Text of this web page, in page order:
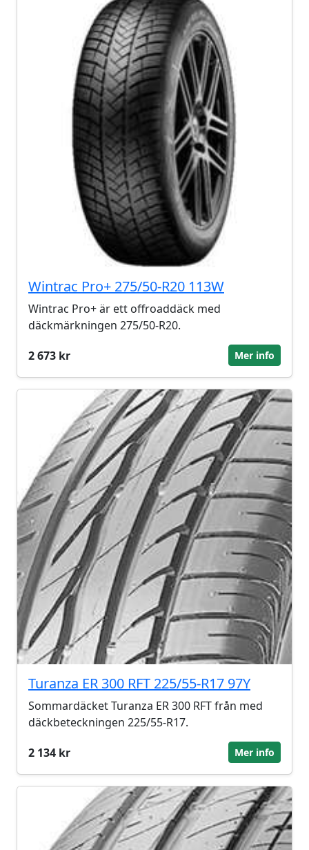
Wintrac Pro+ 275/50-R20 113W
Wintrac Pro+ är ett offroaddäck med
däckmärkningen 275/50-R20.
2 673 kr
Mer info
Turanza ER 300 RFT 225/55-R17 97Y
Sommardäcket Turanza ER 300 RFT från med
däckbeteckningen 225/55-R17.
2 134 kr
Mer info